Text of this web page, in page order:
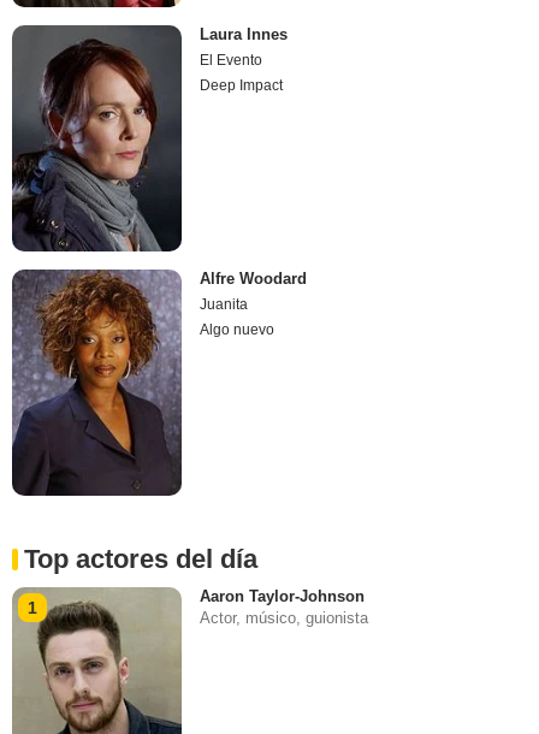
Laura Innes
El Evento
Deep Impact
Alfre Woodard
Juanita
Algo nuevo
Top actores del día
1
Aaron Taylor-Johnson
Actor, músico, guionista